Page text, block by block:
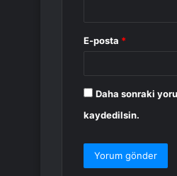
E-posta *
Daha sonraki
kaydedilsin.